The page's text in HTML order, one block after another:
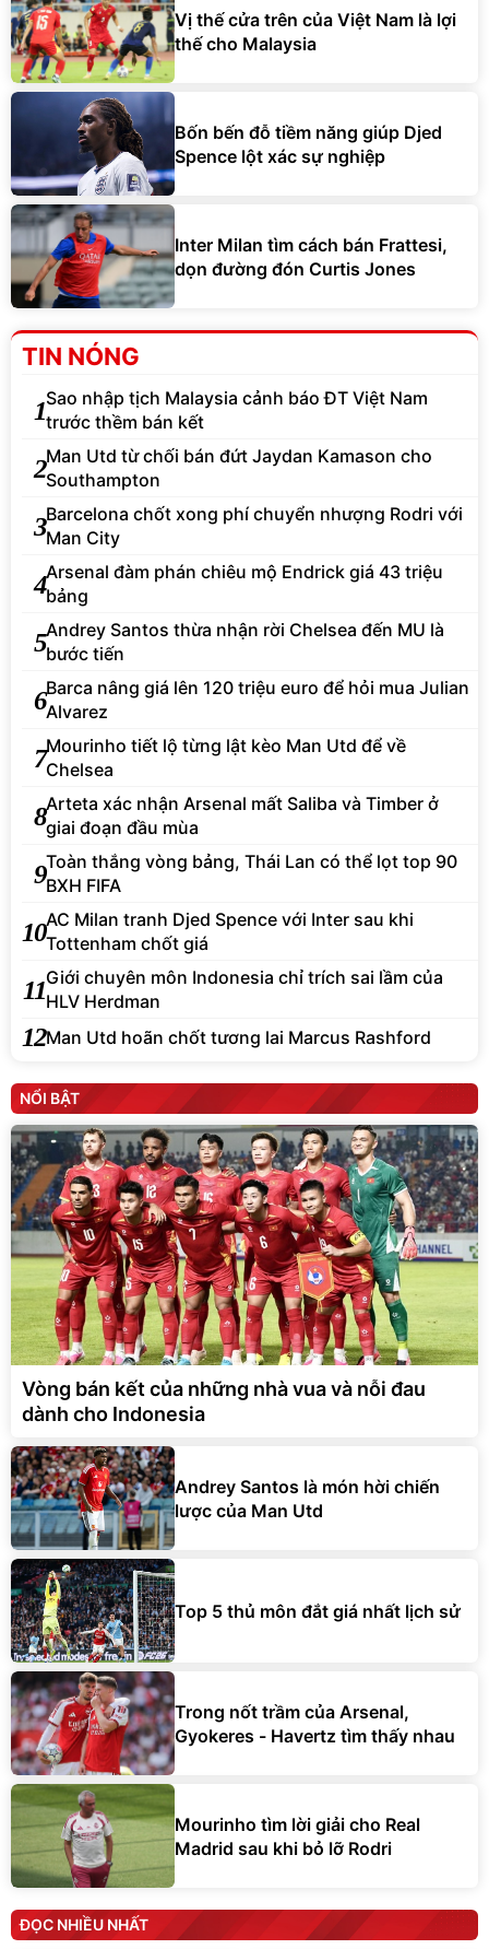
Vị thế cửa trên của Việt Nam là lợi
thế cho Malaysia
Bốn bến đỗ tiềm năng giúp Djed
Spence lột xác sự nghiệp
Inter Milan tìm cách bán Frattesi,
dọn đường đón Curtis Jones
TIN NÓNG
1Sao nhập tịch Malaysia cảnh báo ĐT Việt Nam
trước thềm bán kết
2Man Utd từ chối bán đứt Jaydan Kamason cho
Southampton
3Barcelona chốt xong phí chuyển nhượng Rodri với
Man City
4Arsenal đàm phán chiêu mộ Endrick giá 43 triệu
bảng
5Andrey Santos thừa nhận rời Chelsea đến MU là
bước tiến
6Barca nâng giá lên 120 triệu euro để hỏi mua Julian
Alvarez
7Mourinho tiết lộ từng lật kèo Man Utd để về
Chelsea
8Arteta xác nhận Arsenal mất Saliba và Timber ở
giai đoạn đầu mùa
9Toàn thắng vòng bảng, Thái Lan có thể lọt top 90
BXH FIFA
10AC Milan tranh Djed Spence với Inter sau khi
Tottenham chốt giá
11Giới chuyên môn Indonesia chỉ trích sai lầm của
HLV Herdman
12Man Utd hoãn chốt tương lai Marcus Rashford
NỔI BẬT
Vòng bán kết của những nhà vua và nỗi đau
dành cho Indonesia
Andrey Santos là món hời chiến
lược của Man Utd
Top 5 thủ môn đắt giá nhất lịch sử
Trong nốt trầm của Arsenal,
Gyokeres - Havertz tìm thấy nhau
Mourinho tìm lời giải cho Real
Madrid sau khi bỏ lỡ Rodri
ĐỌC NHIỀU NHẤT